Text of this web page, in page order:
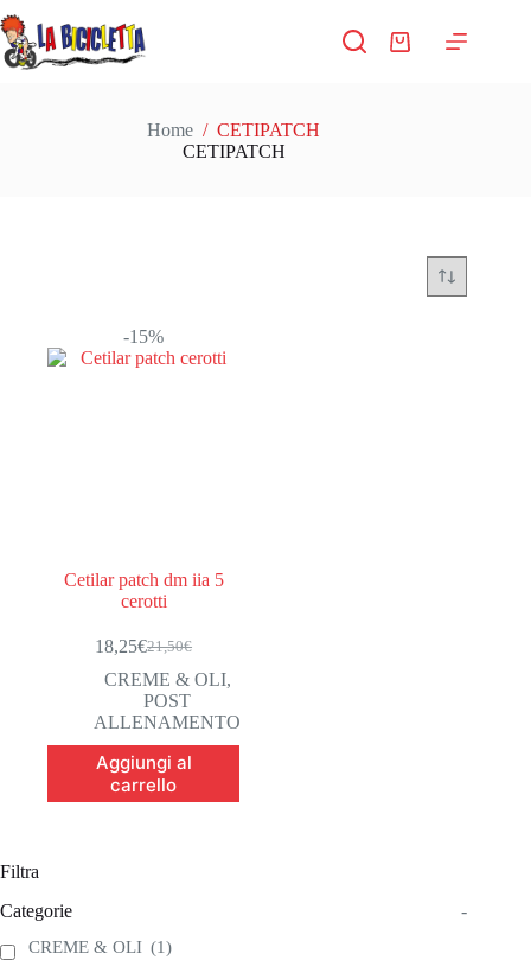
al
contenuto
Carrello
Home / CETIPATCH
CETIPATCH
-15%
Cetilar patch dm iia 5
cerotti
21,50€
Il
prezzo
originale
era:
21,50€.
18,25€Il
prezzo
attuale
è:
18,25€.
CREME & OLI,
POST
ALLENAMENTO
Aggiungi al
carrello
Filtra
Categorie
-
CREME & OLI (1)